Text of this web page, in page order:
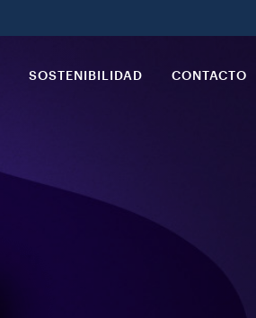
SOSTENIBILIDAD CONTACTO